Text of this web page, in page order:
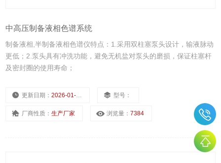
中高压制备液相色谱系统
制备液相,半制备液相色谱仪特点：1.采用双柱塞泵头设计，输液脉动
更低；2.泵头具有冲洗功能，避免无机盐对泵头的磨损，保证柱塞杆
及密封圈的使用寿命；
更新日期：2026-01-14 型号：
厂商性质：生产厂家 浏览量：7384